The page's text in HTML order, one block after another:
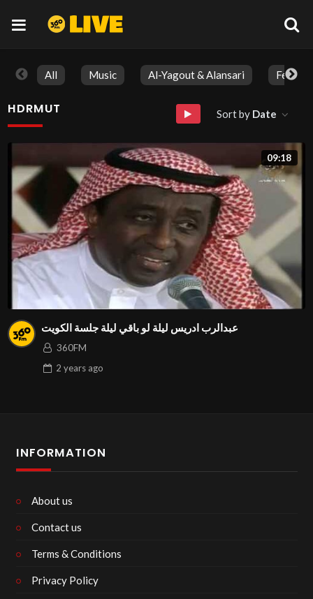
All Music Al-Yagout & Alansari
HDRMUT Sort by Date
09:18
عبدالرب ادريس ليلة لو باقي ليلة جلسة الكويت
360FM
2 yearsago
INFORMATION
About us
Contact us
Terms & Conditions
Privacy Policy